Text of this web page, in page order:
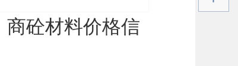
商砼材料价格信